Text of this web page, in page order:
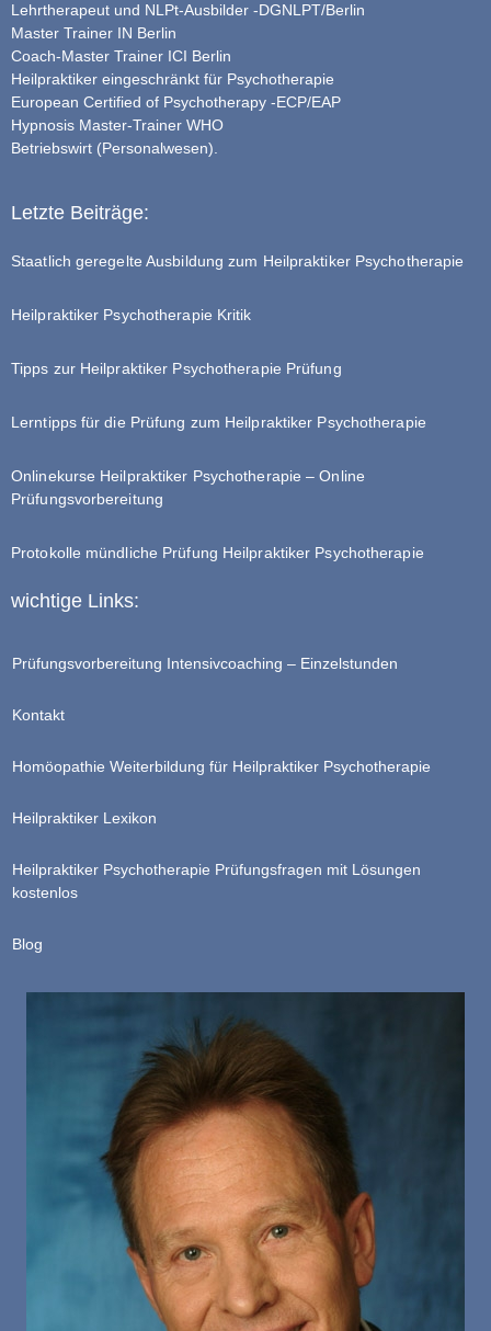
Lehrtherapeut und NLPt-Ausbilder -DGNLPT/Berlin
Master Trainer IN Berlin
Coach-Master Trainer ICI Berlin
Heilpraktiker eingeschränkt für Psychotherapie
European Certified of Psychotherapy -ECP/EAP
Hypnosis Master-Trainer WHO
Betriebswirt (Personalwesen).
Letzte Beiträge:
Staatlich geregelte Ausbildung zum Heilpraktiker Psychotherapie
Heilpraktiker Psychotherapie Kritik
Tipps zur Heilpraktiker Psychotherapie Prüfung
Lerntipps für die Prüfung zum Heilpraktiker Psychotherapie
Onlinekurse Heilpraktiker Psychotherapie – Online
Prüfungsvorbereitung
Protokolle mündliche Prüfung Heilpraktiker Psychotherapie
wichtige Links:
Prüfungsvorbereitung Intensivcoaching – Einzelstunden
Kontakt
Homöopathie Weiterbildung für Heilpraktiker Psychotherapie
Heilpraktiker Lexikon
Heilpraktiker Psychotherapie Prüfungsfragen mit Lösungen
kostenlos
Blog